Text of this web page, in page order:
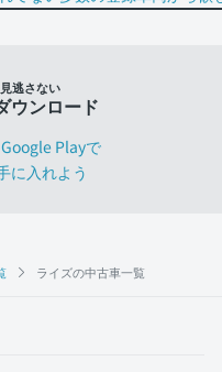
ライズの中古車一覧
逃さない
ウンロード